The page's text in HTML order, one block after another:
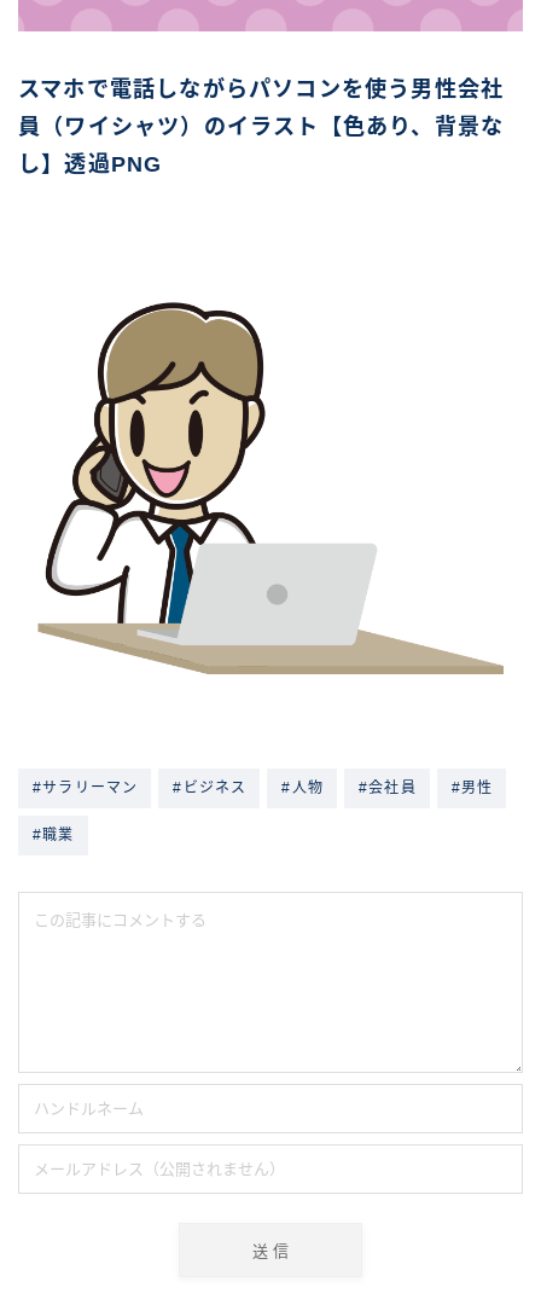
スマホで電話しながらパソコンを使う男性会社
員（ワイシャツ）のイラスト【色あり、背景な
し】透過PNG
#サラリーマン #ビジネス #人物 #会社員 #男性
#職業